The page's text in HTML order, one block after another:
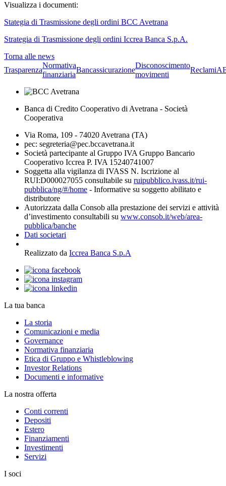
Visualizza i documenti:
Stategia di Trasmissione degli ordini BCC Avetrana
Strategia di Trasmissione degli ordini Iccrea Banca S.p.A.
Torna alle news
Trasparenza
Normativa
finanziaria
Bancassicurazione
Disconoscimento
movimenti
Reclami
Banca di Credito Cooperativo di Avetrana - Società
Cooperativa
Via Roma, 109 - 74020 Avetrana (TA)
pec: segreteria@pec.bccavetrana.it
Società partecipante al Gruppo IVA Gruppo Bancario
Cooperativo Iccrea P. IVA 15240741007
Soggetta alla vigilanza di IVASS N. Iscrizione al
RUI:D000027055 consultabile su ruipubblico.ivass.it/rui-
pubblica/ng/#/home - Informative su soggetto abilitato e
distributore
Autorizzata dalla Consob alla prestazione dei servizi e attività
d’investimento consultabili su www.consob.it/web/area-
pubblica/banche
Dati societari
Realizzato da Iccrea Banca S.p.A
La tua banca
La storia
Comunicazioni e media
Governance
Normativa finanziaria
Etica di Gruppo e Whistleblowing
Investor Relations
Documenti e informative
La nostra offerta
Conti correnti
Depositi
Estero
Finanziamenti
Investimenti
Servizi
I soci